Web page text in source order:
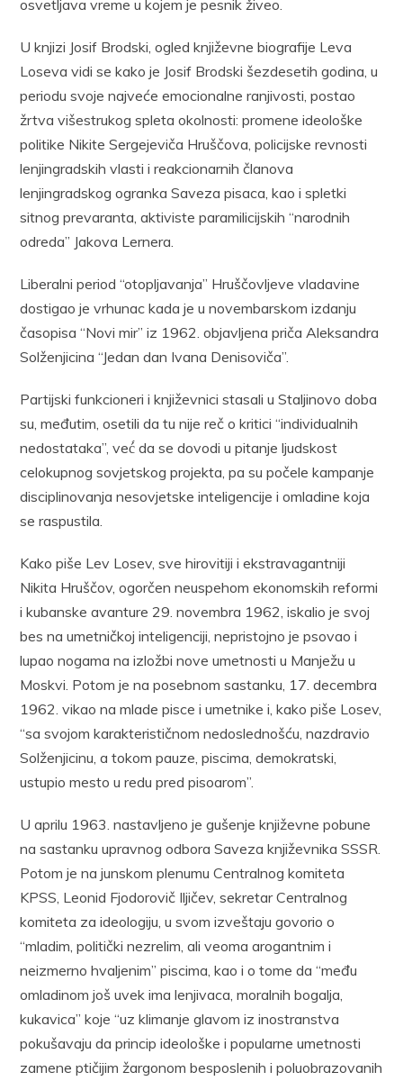
osvetljava vreme u kojem je pesnik živeo.
U knjizi Josif Brodski, ogled književne biografije Leva
Loseva vidi se kako je Josif Brodski šezdesetih godina, u
periodu svoje najveće emocionalne ranjivosti, postao
žrtva višestrukog spleta okolnosti: promene ideološke
politike Nikite Sergejeviča Hruščova, policijske revnosti
lenjingradskih vlasti i reakcionarnih članova
lenjingradskog ogranka Saveza pisaca, kao i spletki
sitnog prevaranta, aktiviste paramilicijskih “narodnih
odreda” Jakova Lernera.
Liberalni period “otopljavanja” Hruščovljeve vladavine
dostigao je vrhunac kada je u novembarskom izdanju
časopisa “Novi mir” iz 1962. objavljena priča Aleksandra
Solženjicina “Jedan dan Ivana Denisoviča”.
Partijski funkcioneri i književnici stasali u Staljinovo doba
su, međutim, osetili da tu nije reč o kritici “individualnih
nedostataka”, već́ da se dovodi u pitanje ljudskost
celokupnog sovjetskog projekta, pa su počele kampanje
disciplinovanja nesovjetske inteligencije i omladine koja
se raspustila.
Kako piše Lev Losev, sve hirovitiji i ekstravagantniji
Nikita Hruščov, ogorčen neuspehom ekonomskih reformi
i kubanske avanture 29. novembra 1962, iskalio je svoj
bes na umetničkoj inteligenciji, nepristojno je psovao i
lupao nogama na izložbi nove umetnosti u Manježu u
Moskvi. Potom je na posebnom sastanku, 17. decembra
1962. vikao na mlade pisce i umetnike i, kako piše Losev,
“sa svojom karakterističnom nedoslednošću, nazdravio
Solženjicinu, a tokom pauze, piscima, demokratski,
ustupio mesto u redu pred pisoarom”.
U aprilu 1963. nastavljeno je gušenje književne pobune
na sastanku upravnog odbora Saveza književnika SSSR.
Potom je na junskom plenumu Centralnog komiteta
KPSS, Leonid Fjodorovič Iljičev, sekretar Centralnog
komiteta za ideologiju, u svom izveštaju govorio o
“mladim, politički nezrelim, ali veoma arogantnim i
neizmerno hvaljenim” piscima, kao i o tome da “među
omladinom još uvek ima lenjivaca, moralnih bogalja,
kukavica” koje “uz klimanje glavom iz inostranstva
pokušavaju da princip ideološke i popularne umetnosti
zamene ptičijim žargonom besposlenih i poluobrazovanih